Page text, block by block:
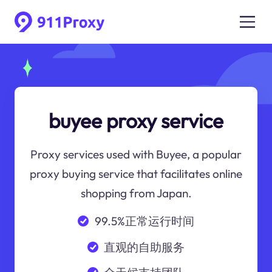
buyee proxy service
Proxy services used with Buyee, a popular
proxy buying service that facilitates online
shopping from Japan.
99.5%正常运行时间
直观的自助服务